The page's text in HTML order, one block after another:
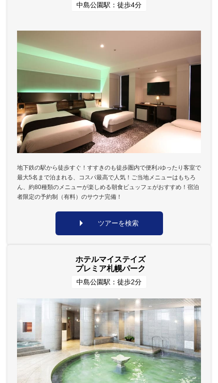
中島公園駅：徒歩4分
地下鉄の駅から徒歩すぐ！すすきのも徒歩圏内で便利♪ゆったり客室で
最大5名まで泊まれる、コスパ最高で人気！ご当地メニューはもちろ
ん、約80種類のメニューが楽しめる朝食ビュッフェがおすすめ！宿泊
者限定の予約制（有料）のサウナ完備！
ツアーを検索
ホテルマイステイズ
プレミア札幌パーク
中島公園駅：徒歩2分